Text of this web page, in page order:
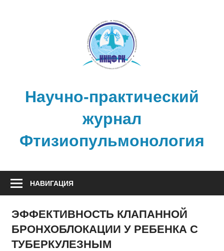
Научно-практический
журнал
Фтизиопульмонология
НАВИГАЦИЯ
ЭФФЕКТИВНОСТЬ КЛАПАННОЙ
БРОНХОБЛОКАЦИИ У РЕБЕНКА С
ТУБЕРКУЛЕЗНЫМ